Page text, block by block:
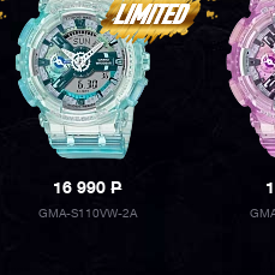
16 990P
GMA-S110VW-2A